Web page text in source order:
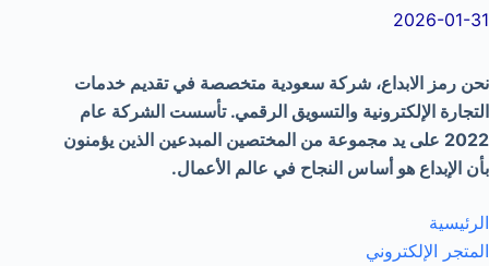
2026-01-31
نحن رمز الابداع، شركة سعودية متخصصة في تقديم خدمات
التجارة الإلكترونية والتسويق الرقمي. تأسست الشركة عام
2022 على يد مجموعة من المختصين المبدعين الذين يؤمنون
بأن الإبداع هو أساس النجاح في عالم الأعمال.
الرئيسية
المتجر الإلكتروني